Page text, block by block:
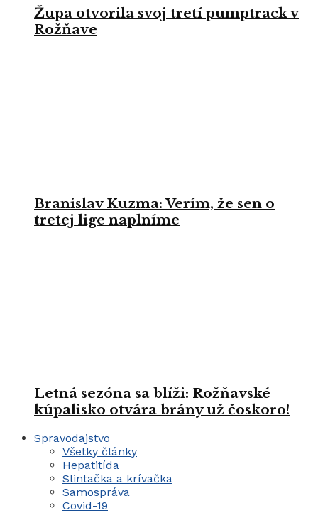
Župa otvorila svoj tretí pumptrack v
Rožňave
Branislav Kuzma: Verím, že sen o
tretej lige naplníme
Letná sezóna sa blíži: Rožňavské
kúpalisko otvára brány už čoskoro!
Spravodajstvo
Všetky články
Hepatitída
Slintačka a krívačka
Samospráva
Covid-19